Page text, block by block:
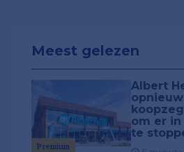
Meest gelezen
Premium
Albert
om er
te